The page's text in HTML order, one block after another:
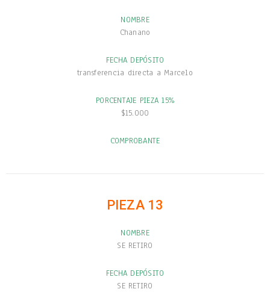
NOMBRE
Chanano
FECHA DEPÓSITO
transferencia directa a Marcelo
PORCENTAJE PIEZA 15%
$15.000
COMPROBANTE
PIEZA 13
NOMBRE
SE RETIRO
FECHA DEPÓSITO
SE RETIRO